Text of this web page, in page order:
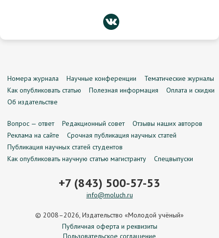
Номера журнала Научные конференции
Тематические журналы
Как опубликовать статью
Полезная информация
Оплата и скидки
Об издательстве
Вопрос — ответ Редакционный совет
Отзывы наших авторов
Реклама на сайте
Срочная публикация научных статей
Публикация научных статей студентов
Как опубликовать научную статью магистранту
Спецвыпуски
+7 (843) 500-57-53
info@moluch.ru
© 2008–2026, Издательство «Молодой учёный»
Публичная оферта и реквизиты
Пользовательское соглашение